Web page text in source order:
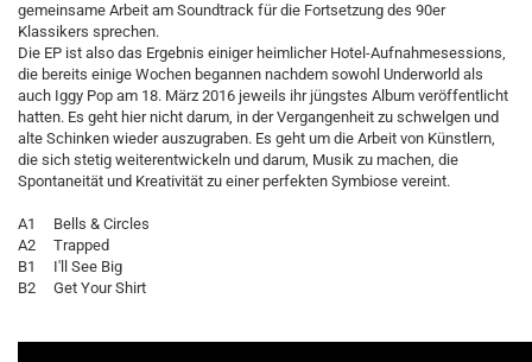
gemeinsame Arbeit am Soundtrack für die Fortsetzung des 90er
Klassikers sprechen.
Die EP ist also das Ergebnis einiger heimlicher Hotel-Aufnahmesessions,
die bereits einige Wochen begannen nachdem sowohl Underworld als
auch Iggy Pop am 18. März 2016 jeweils ihr jüngstes Album veröffentlicht
hatten. Es geht hier nicht darum, in der Vergangenheit zu schwelgen und
alte Schinken wieder auszugraben. Es geht um die Arbeit von Künstlern,
die sich stetig weiterentwickeln und darum, Musik zu machen, die
Spontaneität und Kreativität zu einer perfekten Symbiose vereint.
A1 Bells & Circles
A2 Trapped
B1 I'll See Big
B2 Get Your Shirt